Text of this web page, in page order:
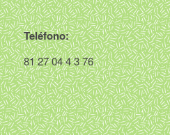
Teléfono:
81 27 04 4 3 76